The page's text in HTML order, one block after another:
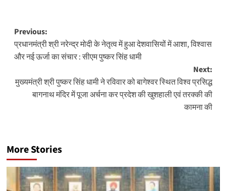
Post
navigation
Previous:
प्रधानमंत्री श्री नरेन्द्र मोदी के नेतृत्व में हुआ देशवासियों में आशा, विश्वास
और नई ऊर्जा का संचार : सीएम पुष्कर सिंह धामी
Next:
मुख्यमंत्री श्री पुष्कर सिंह धामी ने रविवार को बागेश्वर स्थित विश्व प्रसिद्ध
बागनाथ मंदिर में पूजा अर्चना कर प्रदेश की खुशहाली एवं तरक्की की
कामना की
More Stories